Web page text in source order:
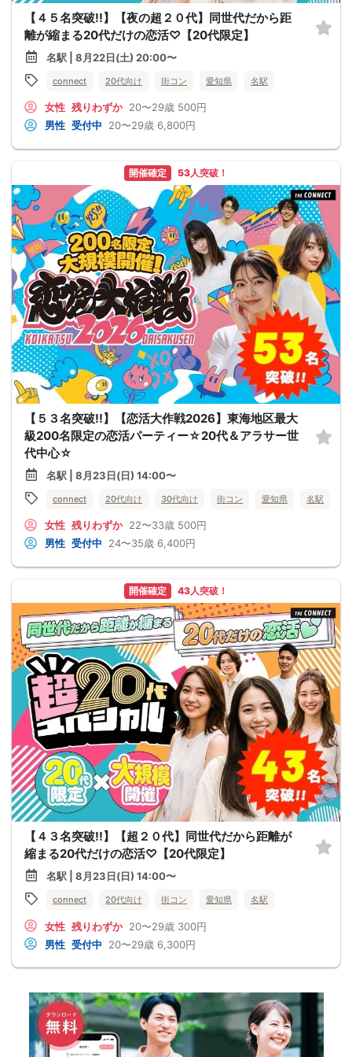
【４５名突破!!】【夜の超２０代】同世代だから距
離が縮まる20代だけの恋活♡【20代限定】
名駅 | 8月22日(土) 20:00〜
connect 20代向け 街コン 愛知県 名駅
女性 残りわずか 20〜29歳 500円
男性 受付中 20〜29歳 6,800円
開催確定 53人突破！
【５３名突破!!】【恋活大作戦2026】東海地区最大
級200名限定の恋活パーティー☆20代＆アラサー世
代中心☆
名駅 | 8月23日(日) 14:00〜
connect 20代向け 30代向け 街コン 愛知県 名駅
女性 残りわずか 22〜33歳 500円
男性 受付中 24〜35歳 6,400円
開催確定 43人突破！
【４３名突破!!】【超２０代】同世代だから距離が
縮まる20代だけの恋活♡【20代限定】
名駅 | 8月23日(日) 14:00〜
connect 20代向け 街コン 愛知県 名駅
女性 残りわずか 20〜29歳 300円
男性 受付中 20〜29歳 6,300円